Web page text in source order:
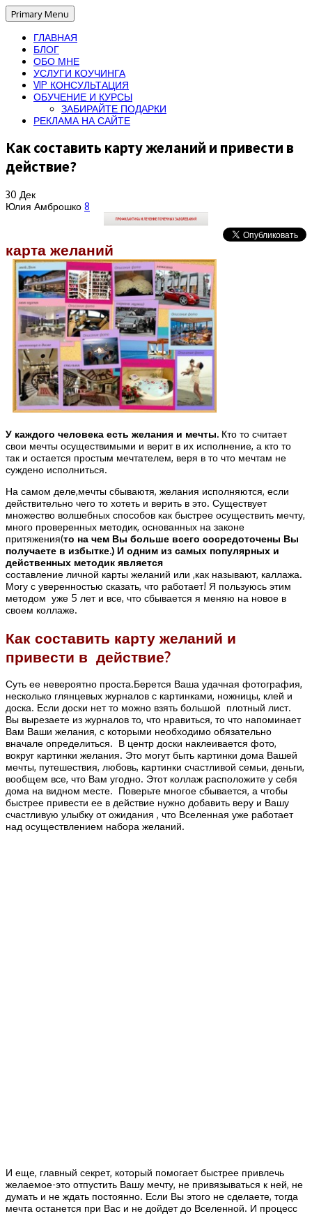
Primary Menu
ГЛАВНАЯ
БЛОГ
ОБО МНЕ
УСЛУГИ КОУЧИНГА
VIP КОНСУЛЬТАЦИЯ
ОБУЧЕНИЕ И КУРСЫ
ЗАБИРАЙТЕ ПОДАРКИ
РЕКЛАМА НА САЙТЕ
Как составить карту желаний и привести в
действие?
30 Дек
Юлия Амброшко 8
карта желаний
У каждого человека есть желания и мечты. Кто то считает
свои мечты осуществимыми и верит в их исполнение, а кто то
так и остается простым мечтателем, веря в то что мечтам не
суждено исполниться.
На самом деле,мечты сбываютя, желания исполняются, если
действительно чего то хотеть и верить в это. Существует
множество волшебных способов как быстрее осуществить мечту,
много проверенных методик, основанных на законе
притяжения(то на чем Вы больше всего сосредоточены Вы
получаете в избытке.) И одним из самых популярных и
действенных методик является
составление личной карты желаний или ,как называют, каллажа.
Могу с уверенностью сказать, что работает! Я пользуюсь этим
методом уже 5 лет и все, что сбывается я меняю на новое в
своем коллаже.
Как составить карту желаний и
привести в действие?
Суть ее невероятно проста.Берется Ваша удачная фотография,
несколько глянцевых журналов с картинками, ножницы, клей и
доска. Если доски нет то можно взять большой плотный лист.
Вы вырезаете из журналов то, что нравиться, то что напоминает
Вам Ваши желания, с которыми необходимо обязательно
вначале определиться. В центр доски наклеивается фото,
вокруг картинки желания. Это могут быть картинки дома Вашей
мечты, путешествия, любовь, картинки счастливой семьи, деньги,
вообщем все, что Вам угодно. Этот коллаж расположите у себя
дома на видном месте. Поверьте многое сбывается, а чтобы
быстрее привести ее в действие нужно добавить веру и Вашу
счастливую улыбку от ожидания , что Вселенная уже работает
над осуществлением набора желаний.
И еще, главный секрет, который помогает быстрее привлечь
желаемое-это отпустить Вашу мечту, не привязываться к ней, не
думать и не ждать постоянно. Если Вы этого не сделаете, тогда
мечта останется при Вас и не дойдет до Вселенной. И процесс